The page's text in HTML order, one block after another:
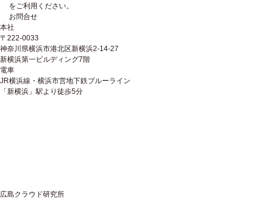
をご利用ください。
お問合せ
本社
〒222-0033
神奈川県横浜市港北区新横浜2-14-27
新横浜第一ビルディング7階
電車
JR横浜線・横浜市営地下鉄ブルーライン
「新横浜」駅より徒歩5分
広島クラウド研究所